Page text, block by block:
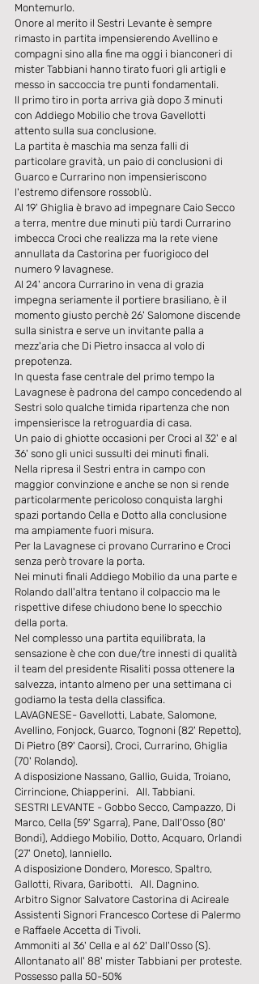
Montemurlo.
Onore al merito il Sestri Levante è sempre
rimasto in partita impensierendo Avellino e
compagni sino alla fine ma oggi i bianconeri di
mister Tabbiani hanno tirato fuori gli artigli e
messo in saccoccia tre punti fondamentali.
Il primo tiro in porta arriva già dopo 3 minuti
con Addiego Mobilio che trova Gavellotti
attento sulla sua conclusione.
La partita è maschia ma senza falli di
particolare gravità, un paio di conclusioni di
Guarco e Currarino non impensieriscono
l'estremo difensore rossoblù.
Al 19' Ghiglia è bravo ad impegnare Caio Secco
a terra, mentre due minuti più tardi Currarino
imbecca Croci che realizza ma la rete viene
annullata da Castorina per fuorigioco del
numero 9 lavagnese.
Al 24' ancora Currarino in vena di grazia
impegna seriamente il portiere brasiliano, è il
momento giusto perchè 26' Salomone discende
sulla sinistra e serve un invitante palla a
mezz'aria che Di Pietro insacca al volo di
prepotenza.
In questa fase centrale del primo tempo la
Lavagnese è padrona del campo concedendo al
Sestri solo qualche timida ripartenza che non
impensierisce la retroguardia di casa.
Un paio di ghiotte occasioni per Croci al 32' e al
36' sono gli unici sussulti dei minuti finali.
Nella ripresa il Sestri entra in campo con
maggior convinzione e anche se non si rende
particolarmente pericoloso conquista larghi
spazi portando Cella e Dotto alla conclusione
ma ampiamente fuori misura.
Per la Lavagnese ci provano Currarino e Croci
senza però trovare la porta.
Nei minuti finali Addiego Mobilio da una parte e
Rolando dall'altra tentano il colpaccio ma le
rispettive difese chiudono bene lo specchio
della porta.
Nel complesso una partita equilibrata, la
sensazione è che con due/tre innesti di qualità
il team del presidente Risaliti possa ottenere la
salvezza, intanto almeno per una settimana ci
godiamo la testa della classifica.
LAVAGNESE- Gavellotti, Labate, Salomone,
Avellino, Fonjock, Guarco, Tognoni (82' Repetto),
Di Pietro (89' Caorsi), Croci, Currarino, Ghiglia
(70' Rolando).
A disposizione Nassano, Gallio, Guida, Troiano,
Cirrincione, Chiapperini.   All. Tabbiani.
SESTRI LEVANTE - Gobbo Secco, Campazzo, Di
Marco, Cella (59' Sgarra), Pane, Dall'Osso (80'
Bondi), Addiego Mobilio, Dotto, Acquaro, Orlandi
(27' Oneto), Ianniello.
A disposizione Dondero, Moresco, Spaltro,
Gallotti, Rivara, Garibotti.   All. Dagnino.
Arbitro Signor Salvatore Castorina di Acireale
Assistenti Signori Francesco Cortese di Palermo
e Raffaele Accetta di Tivoli.
Ammoniti al 36' Cella e al 62' Dall'Osso (S).
Allontanato all' 88' mister Tabbiani per proteste.
Possesso palla 50-50%